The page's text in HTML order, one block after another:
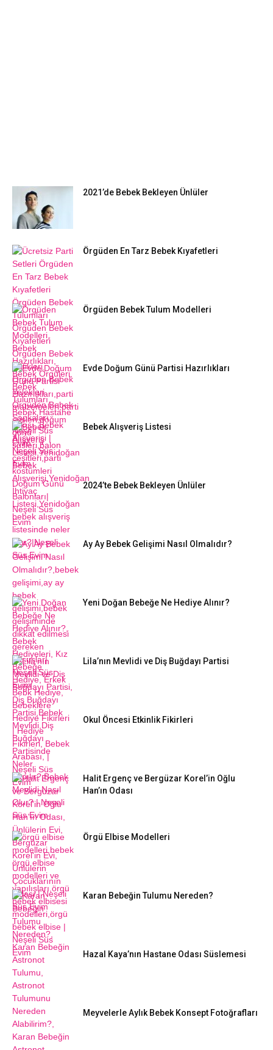
2021’de Bebek Bekleyen Ünlüler
Örgüden En Tarz Bebek Kıyafetleri
Örgüden Bebek Tulum Modelleri
Evde Doğum Günü Partisi Hazırlıkları
Bebek Alışveriş Listesi
2024’te Bebek Bekleyen Ünlüler
Ay Ay Bebek Gelişimi Nasıl Olmalıdır?
Yeni Doğan Bebeğe Ne Hediye Alınır?
Lila’nın Mevlidi ve Diş Buğdayı Partisi
Okul Öncesi Etkinlik Fikirleri
Halit Ergenç ve Bergüzar Korel’in Oğlu
Han’ın Odası
Örgü Elbise Modelleri
Karan Bebeğin Tulumu Nereden?
Hazal Kaya’nın Hastane Odası Süslemesi
Meyvelerle Aylık Bebek Konsept Fotoğrafları